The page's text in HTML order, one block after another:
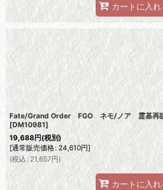
カートに入れ
Fate/Grand Order FGO ネモ/ノア 霊基再
[DM10981]
19,688円(税別)
[通常販売価格: 24,610円]
(税込 : 21,657円)
カートに入れ